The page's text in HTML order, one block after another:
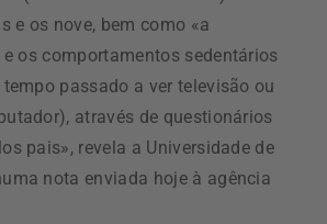
e os nove, bem como «a
os comportamentos sedentários
passado a ver televisão ou
através de questionários
pais», revela a Universidade de
nota enviada hoje à agência